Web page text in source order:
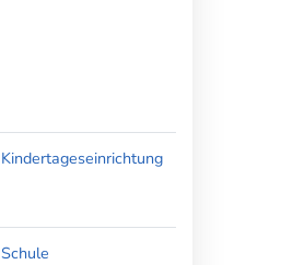
Kindertageseinrichtung
Schule